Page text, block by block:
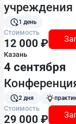
учреждения
1 день
Стоимость
12 000 ₽
Казань
4 сентября
2 дня
Стоимость
29 000 ₽